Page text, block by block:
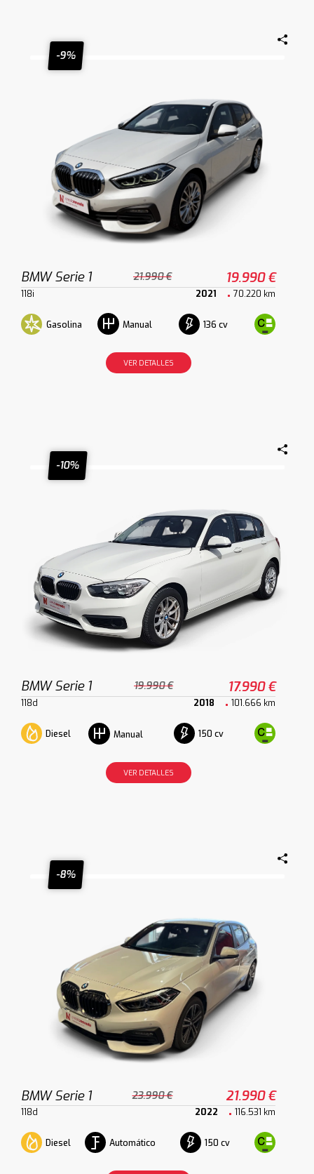
-9%
BMW Serie 1 21.990 € 19.990 €
118i 2021 70.220 km
Gasolina Manual 136 cv
VER DETALLES
-10%
BMW Serie 1 19.990 € 17.990 €
118d 2018 101.666 km
Diesel Manual 150 cv
VER DETALLES
-8%
BMW Serie 1 23.990 € 21.990 €
118d 2022 116.531 km
Diesel Automático 150 cv